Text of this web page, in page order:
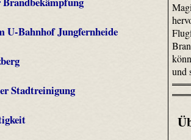
U-Bahnhof Jungfernheide
Stadtreinigung
und